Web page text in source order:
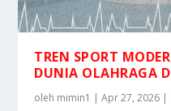
TREN SPORT
DUNIA OLAHRAGA
oleh mimin1 |Apr 27, 2026 |